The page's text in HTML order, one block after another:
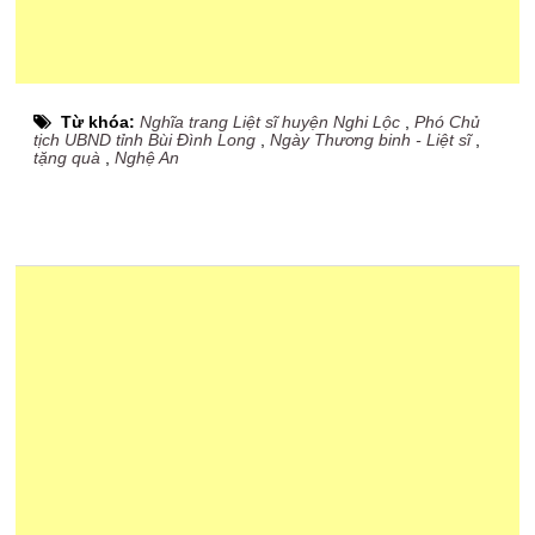
Từ khóa:Nghĩa trang Liệt sĩ huyện Nghi Lộc ,Phó Chủ
tịch UBND tỉnh Bùi Đình Long ,Ngày Thương binh - Liệt sĩ,
tặng quà ,Nghệ An